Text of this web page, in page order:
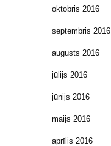
oktobris 2016
septembris 2016
augusts 2016
jūlijs 2016
jūnijs 2016
maijs 2016
aprīlis 2016